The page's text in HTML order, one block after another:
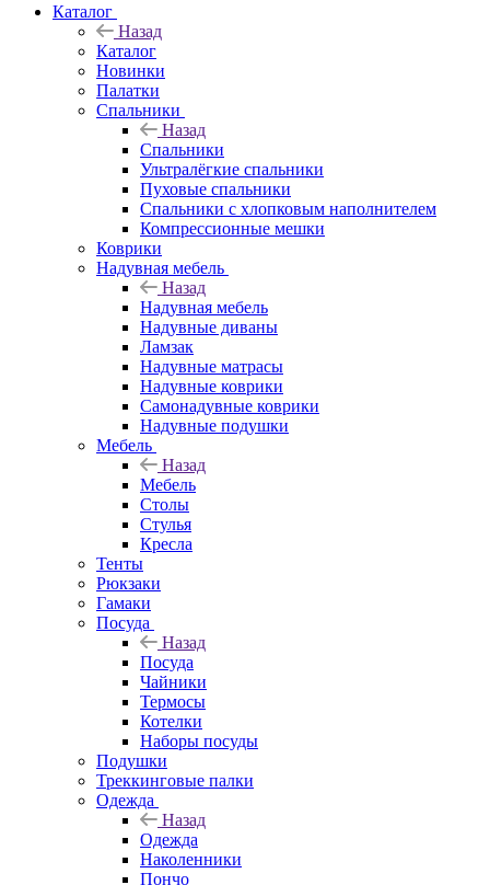
Каталог
Назад
Каталог
Новинки
Палатки
Спальники
Назад
Спальники
Ультралёгкие спальники
Пуховые спальники
Спальники с хлопковым наполнителем
Компрессионные мешки
Коврики
Надувная мебель
Назад
Надувная мебель
Надувные диваны
Ламзак
Надувные матрасы
Надувные коврики
Самонадувные коврики
Надувные подушки
Мебель
Назад
Мебель
Столы
Стулья
Кресла
Тенты
Рюкзаки
Гамаки
Посуда
Назад
Посуда
Чайники
Термосы
Котелки
Наборы посуды
Подушки
Треккинговые палки
Одежда
Назад
Одежда
Наколенники
Пончо